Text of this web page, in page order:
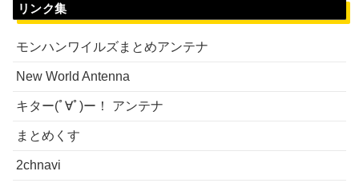
リンク集
モンハンワイルズまとめアンテナ
New World Antenna
キター(ﾟ∀ﾟ)ー！ アンテナ
まとめくす
2chnavi